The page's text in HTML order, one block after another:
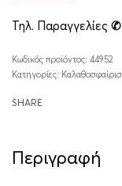
Τηλ. Παραγγελίες ✆
44952
Κατηγορίες:
SHARE
Περιγραφή